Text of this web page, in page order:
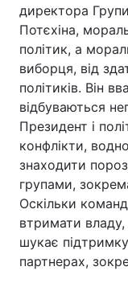
директора
Потєхіна,
політик, а
виборця, від
політиків. Він
відбуваються
Президент і
конфлікти,
знаходити
групами,
Оскільки
втримати
шукає
партнерах,